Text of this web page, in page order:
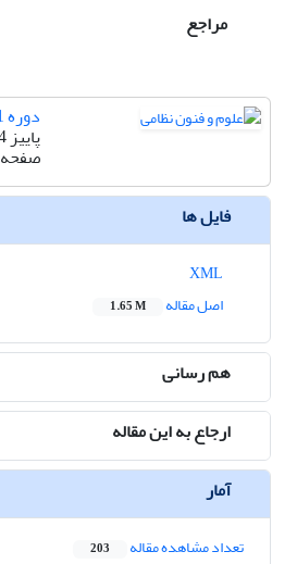
مراجع
دوره 21، شماره 73
پاییز 1404
صفحه
فایل ها
اصل مقاله
1.65 M
هم رسانی
ارجاع به این مقاله
آمار
تعداد مشاهده مقاله 203